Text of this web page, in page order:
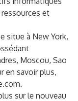
et
situe à New York,
Moscou, Sao
en savoir plus,
.
sur le nouveau